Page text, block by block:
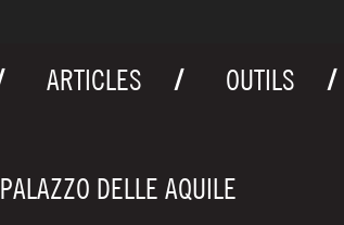
ARTICLES OUTILS
DELLE AQUILE